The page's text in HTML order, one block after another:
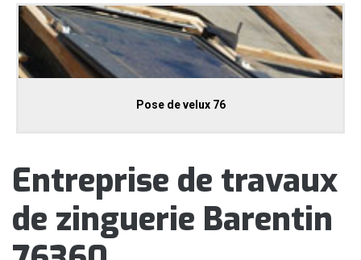
Pose de velux 76
Entreprise de travaux
de zinguerie Barentin